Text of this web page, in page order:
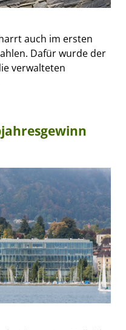
auch im ersten
Dafür wurde der
verwalteten